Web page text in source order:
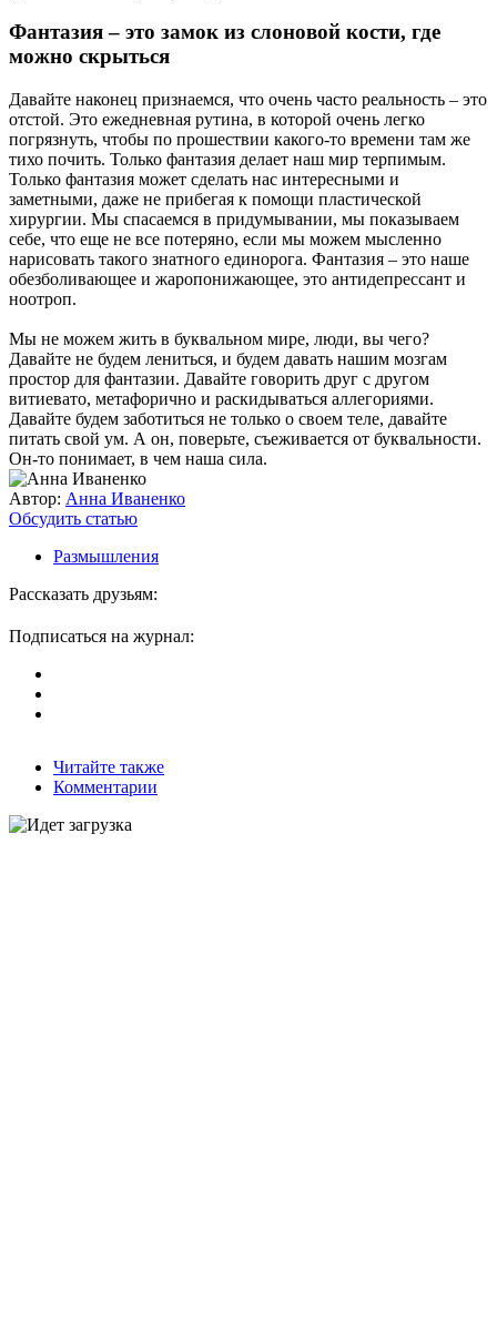
Фантазия – это замок из слоновой кости, где
можно скрыться
Давайте наконец признаемся, что очень часто реальность – это
отстой. Это ежедневная рутина, в которой очень легко
погрязнуть, чтобы по прошествии какого-то времени там же
тихо почить. Только фантазия делает наш мир терпимым.
Только фантазия может сделать нас интересными и
заметными, даже не прибегая к помощи пластической
хирургии. Мы спасаемся в придумывании, мы показываем
себе, что еще не все потеряно, если мы можем мысленно
нарисовать такого знатного единорога. Фантазия – это наше
обезболивающее и жаропонижающее, это антидепрессант и
ноотроп.
Мы не можем жить в буквальном мире, люди, вы чего?
Давайте не будем лениться, и будем давать нашим мозгам
простор для фантазии. Давайте говорить друг с другом
витиевато, метафорично и раскидываться аллегориями.
Давайте будем заботиться не только о своем теле, давайте
питать свой ум. А он, поверьте, съеживается от буквальности.
Он-то понимает, в чем наша сила.
Автор: Анна Иваненко
Обсудить статью
Размышления
Рассказать друзьям:
Подписаться на журнал:
Читайте также
Комментарии